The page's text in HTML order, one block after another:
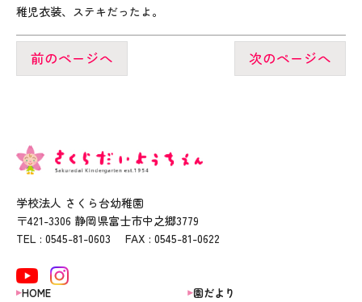
稚児衣装、ステキだったよ。
前のページへ 次のページへ
学校法人 さくら台幼稚園
〒421-3306 静岡県富士市中之郷3779
TEL : 0545-81-0603 FAX : 0545-81-0622
HOME 園だより